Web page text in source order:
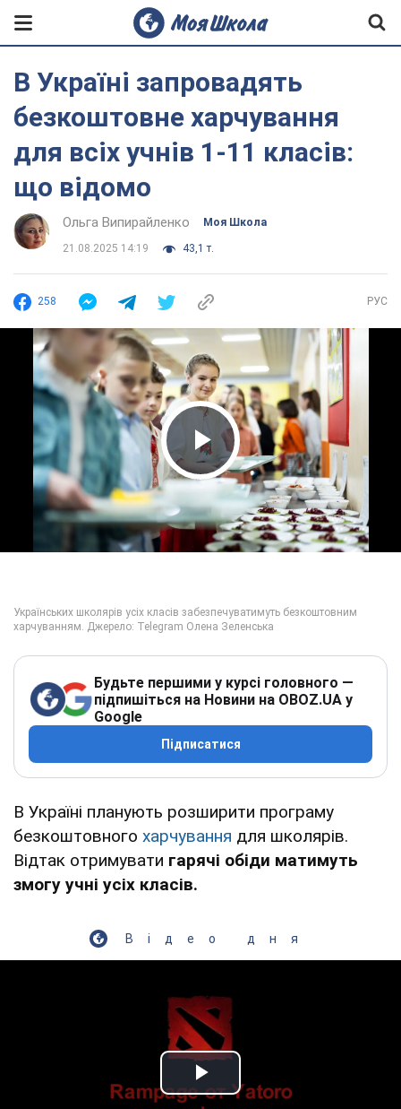
В Україні запровадять
безкоштовне харчування
для всіх учнів 1-11 класів:
що відомо
Ольга Випирайленко Моя Школа
21.08.2025 14:19 43,1 т.
258 РУС
Play Video
Будьте першими у курсі головного —
підпишіться на Новини на OBOZ.UA у
Google
Підписатися
В Україні планують розширити програму
безкоштовного харчування для школярів.
Відтак отримувати гарячі обіди матимуть
змогу учні усіх класів.
Відео дня
Play Video